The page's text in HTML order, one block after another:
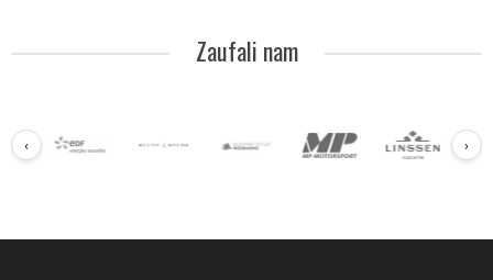
Zaufali nam
‹ ›